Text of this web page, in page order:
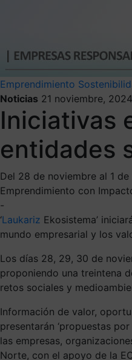
Emprendimiento
Noticias 21 noviembre, 2024
Iniciativas
entidades
Del 28 de noviembre al 1
Emprendimiento con
-
‘Laukariz Ekosistema’
mundo empresarial y los
Los días 28, 29, 30 de
proponiendo una treintena
retos sociales y
Información de valor,
presentarán ‘propuestas
las empresas,
Norte, con el apoyo de la